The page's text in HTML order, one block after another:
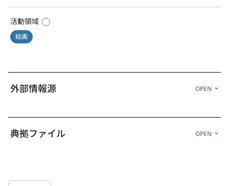
活動領域
絵画
外部情報源 OPEN
典拠ファイル OPEN